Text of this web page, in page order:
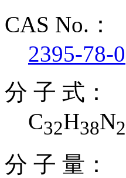
CAS No.：
2395-78-0
分 子 式：
C32H38N2
分 子 量：